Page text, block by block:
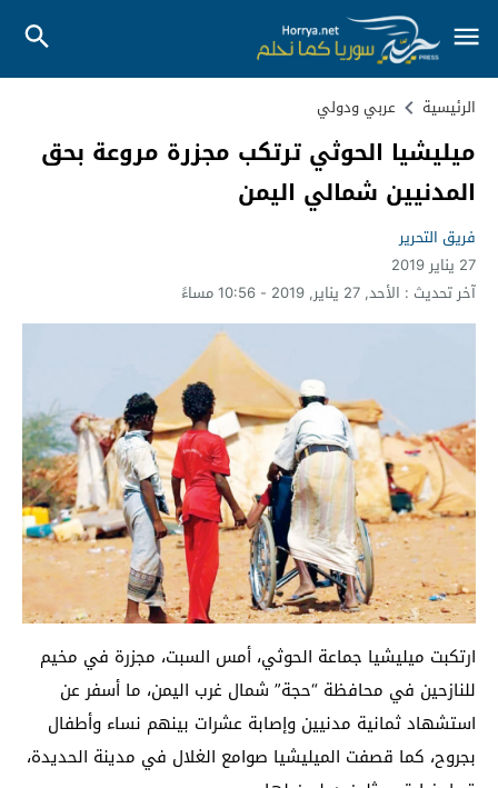
الرئيسية عربي ودولي
ميليشيا الحوثي ترتكب مجزرة مروعة بحق
المدنيين شمالي اليمن
فريق التحرير
27 يناير 2019
آخر تحديث : الأحد, 27 يناير, 2019 - 10:56 مساءً
ارتكبت ميليشيا جماعة الحوثي، أمس السبت، مجزرة في مخيم
للنازحين في محافظة “حجة” شمال غرب اليمن، ما أسفر عن
استشهاد ثمانية مدنيين وإصابة عشرات بينهم نساء وأطفال
بجروح، كما قصفت الميليشيا صوامع الغلال في مدينة الحديدة،